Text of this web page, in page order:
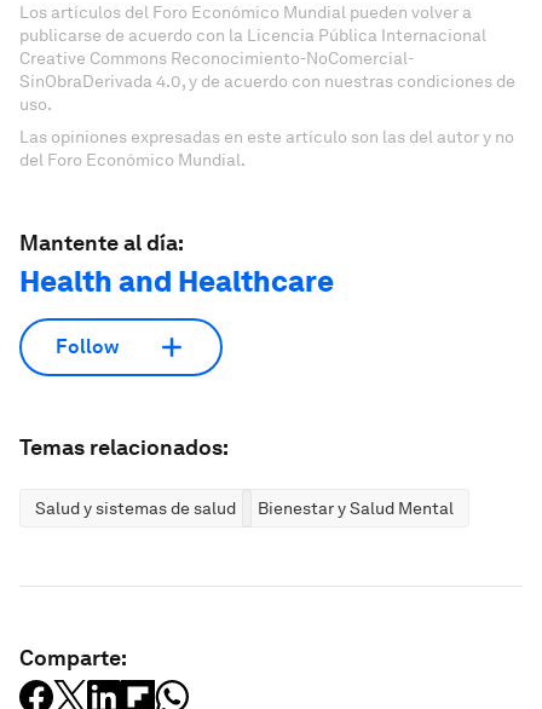
Los artículos del Foro Económico Mundial pueden volver a
publicarse de acuerdo con la Licencia Pública Internacional
Creative Commons Reconocimiento-NoComercial-
SinObraDerivada 4.0, y de acuerdo con nuestras condiciones de
uso.
Las opiniones expresadas en este artículo son las del autor y no
del Foro Económico Mundial.
Mantente al día:
Health and Healthcare
Follow
Temas relacionados:
Salud y sistemas de salud Bienestar y Salud Mental
Comparte: